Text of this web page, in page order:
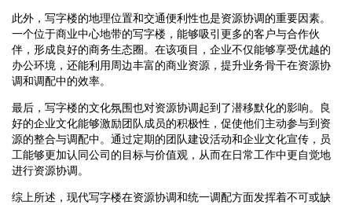
此外，写字楼的地理位置和交通便利性也是资源协调的重要因素。
一个位于商业中心地带的写字楼，能够吸引更多的客户与合作伙
伴，形成良好的商务生态圈。在该项目，企业不仅能够享受优越的
办公环境，还能利用周边丰富的商业资源，提升业务骨干在资源协
调和调配中的效率。
最后，写字楼的文化氛围也对资源协调起到了潜移默化的影响。良
好的企业文化能够激励团队成员的积极性，促使他们主动参与到资
源的整合与调配中。通过定期的团队建设活动和企业文化宣传，员
工能够更加认同公司的目标与价值观，从而在日常工作中更自觉地
进行资源协调。
综上所述，现代写字楼在资源协调和统一调配方面发挥着不可或缺